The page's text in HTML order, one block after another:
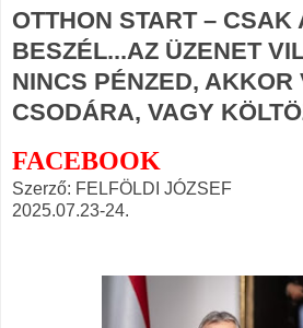
OTTHON START – CSAK
BESZÉL...AZ ÜZENET
NINCS PÉNZED, AKKOR
CSODÁRA, VAGY
FACEBOOK
Szerző: FELFÖLDI JÓZSEF
2025.07.23-24.